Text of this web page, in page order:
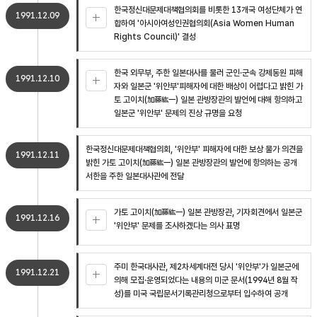
1991.12.09
한국정신대문제대책협의회를 비롯한 13개국 여성단체가 연
합하여 '아시아여성인권협의회(Asia Women Human
Rights Council)' 결성
1991.12.10
한국 외무부, 주한 일본대사를 불러 군인·군속 강제동원 피해
자와 일본군 '위안부'피해자에 대한 배상이 어렵다고 밝힌 가
토 고이치(加藤紘一) 일본 관방장관의 발언에 대해 항의하고
일본군 '위안부' 문제의 진상 규명을 요청
1991.12.11
한국정신대문제대책협의회, '위안부' 피해자에 대한 보상 불가 의견을
밝힌 가토 고이치(加藤紘一) 일본 관방장관의 발언에 항의하는 공개
서한을 주한 일본대사관에 전달
1991.12.16
가토 고이치(加藤紘一) 일본 관방장관, 기자회견에서 일본군
'위안부' 문제를 조사하겠다는 의사 표명
1991.12.21
주미 한국대사관, 제2차세계대전 당시 '위안부'가 일본군에
의해 모집·운영되었다는 내용의 미군 문서(1994년 8월 작
성)를 미국 국립문서기록관리청으로부터 입수하여 공개